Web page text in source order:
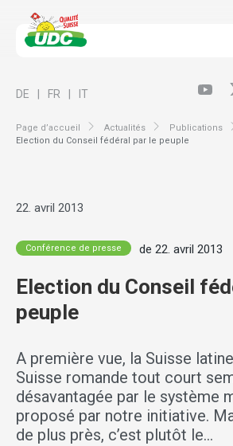
Page d’accueil Actualités Publications
Election du Conseil fédéral par le peuple
DE FR IT
22. avril 2013
Conférence de presse de 22. avril 2013
Election du Conseil
peuple
A première vue, la Suisse
Suisse romande tout court
désavantagée par le système
proposé par notre initiative.
de plus près, c’est plutôt le…